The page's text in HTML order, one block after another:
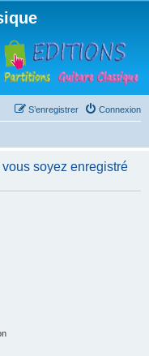
Connexion
S’enregistrer
vous soyez enregistré